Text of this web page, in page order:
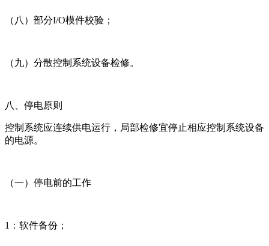
（八）部分I/O模件校验；
（九）分散控制系统设备检修。
八、停电原则
控制系统应连续供电运行，局部检修宜停止相应控制系统设备
的电源。
（一）停电前的工作
1：软件备份；